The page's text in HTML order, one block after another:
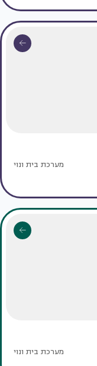
מערכת בית ונוי
מערכת בית ונוי